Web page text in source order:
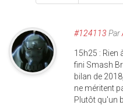
#124113 Par
15h25 : Rien
fini Smash
bilan de
ne méritent
Plutôt qu'un